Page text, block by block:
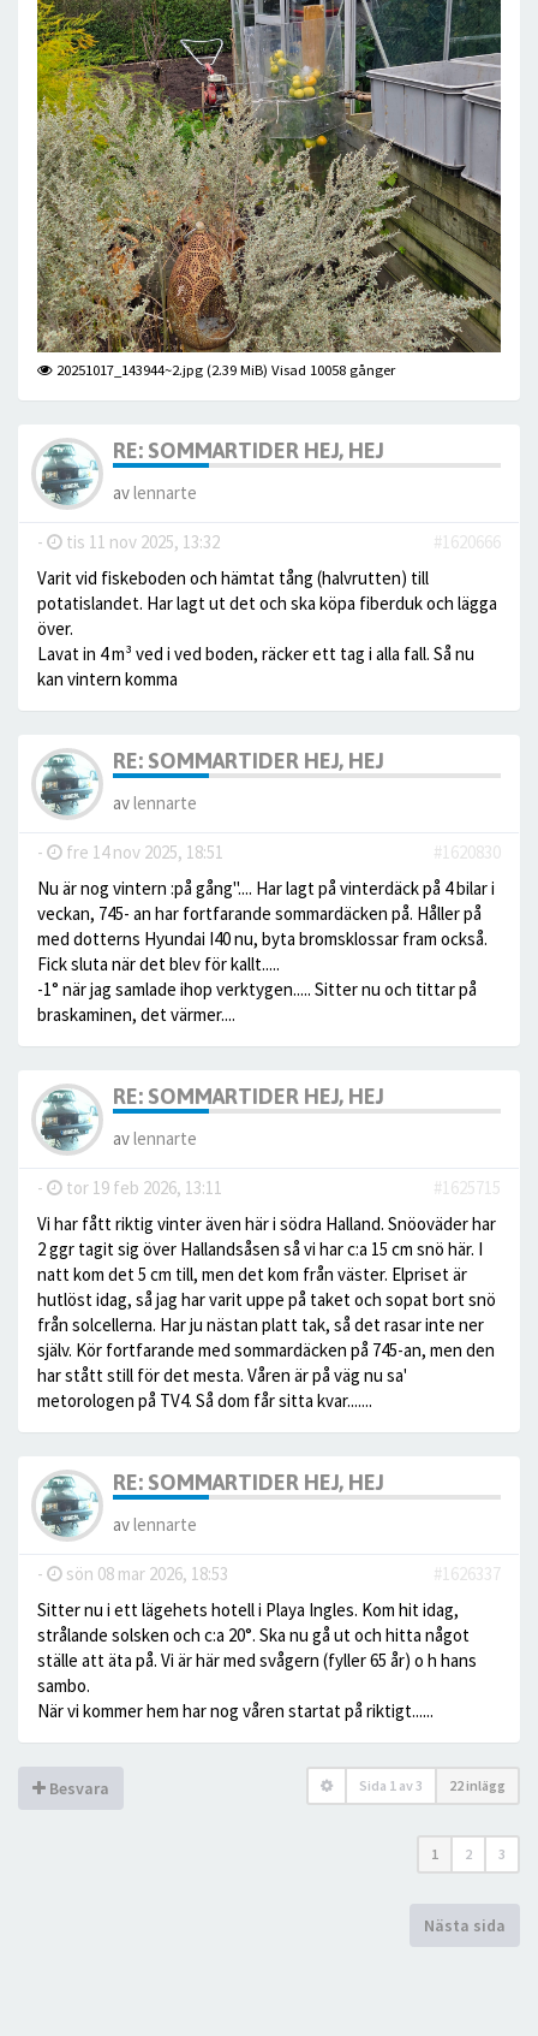
20251017_143944~2.jpg (2.39 MiB) Visad 10058 gånger
RE: SOMMARTIDER HEJ, HEJ
avlennarte
- tis 11 nov 2025, 13:32
#1620666
Varit vid fiskeboden och hämtat tång (halvrutten) till
potatislandet. Har lagt ut det och ska köpa fiberduk och lägga
över.
Lavat in 4 m³ ved i ved boden, räcker ett tag i alla fall. Så nu
kan vintern komma
RE: SOMMARTIDER HEJ, HEJ
avlennarte
- fre 14 nov 2025, 18:51
#1620830
Nu är nog vintern :på gång".... Har lagt på vinterdäck på 4 bilar i
veckan, 745- an har fortfarande sommardäcken på. Håller på
med dotterns Hyundai I40 nu, byta bromsklossar fram också.
Fick sluta när det blev för kallt.....
-1° när jag samlade ihop verktygen..... Sitter nu och tittar på
braskaminen, det värmer....
RE: SOMMARTIDER HEJ, HEJ
avlennarte
- tor 19 feb 2026, 13:11
#1625715
Vi har fått riktig vinter även här i södra Halland. Snöoväder har
2 ggr tagit sig över Hallandsåsen så vi har c:a 15 cm snö här. I
natt kom det 5 cm till, men det kom från väster. Elpriset är
hutlöst idag, så jag har varit uppe på taket och sopat bort snö
från solcellerna. Har ju nästan platt tak, så det rasar inte ner
själv. Kör fortfarande med sommardäcken på 745-an, men den
har stått still för det mesta. Våren är på väg nu sa'
metorologen på TV4. Så dom får sitta kvar.......
RE: SOMMARTIDER HEJ, HEJ
avlennarte
- sön 08 mar 2026, 18:53
#1626337
Sitter nu i ett lägehets hotell i Playa Ingles. Kom hit idag,
strålande solsken och c:a 20°. Ska nu gå ut och hitta något
ställe att äta på. Vi är här med svågern (fyller 65 år) o h hans
sambo.
När vi kommer hem har nog våren startat på riktigt......
Besvara Sida 1 av3 22 inlägg
1 2 3
Nästa sida